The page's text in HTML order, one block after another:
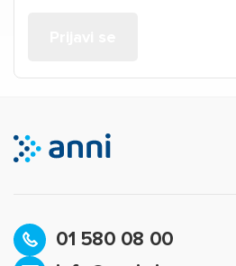
01 580 08 00